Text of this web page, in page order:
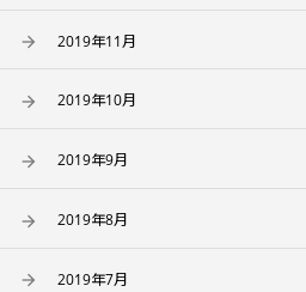
2019年11月
2019年10月
2019年9月
2019年8月
2019年7月